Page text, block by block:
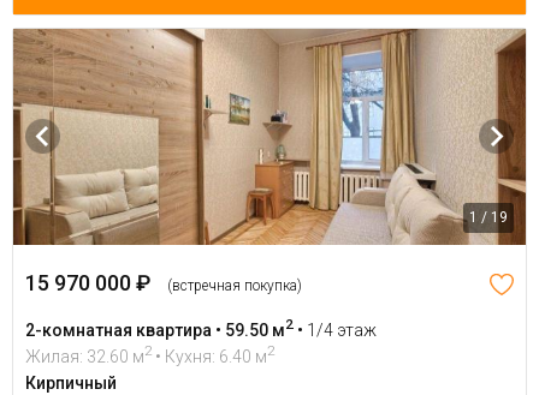
1 / 19
15 970 000 ₽ (встречная покупка)
2-комнатная квартира • 59.50 м2 • 1/4 этаж
Жилая: 32.60 м2 • Кухня: 6.40 м2
Кирпичный